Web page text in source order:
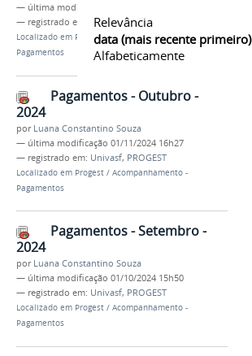
Relevância
data (mais recente primeiro)
Alfabeticamente
— última modificação
— registrado em:
Univasf,PROGEST
Localizado em Progest /Acompanhamento -
Pagamentos
Pagamentos - Outubro -
2024
por Luana Constantino Souza
— última modificação 01/11/2024 16h27
— registrado em: Univasf, PROGEST
Localizado em Progest / Acompanhamento -
Pagamentos
Pagamentos - Setembro -
2024
por Luana Constantino Souza
— última modificação 01/10/2024 15h50
— registrado em: Univasf, PROGEST
Localizado em Progest / Acompanhamento -
Pagamentos